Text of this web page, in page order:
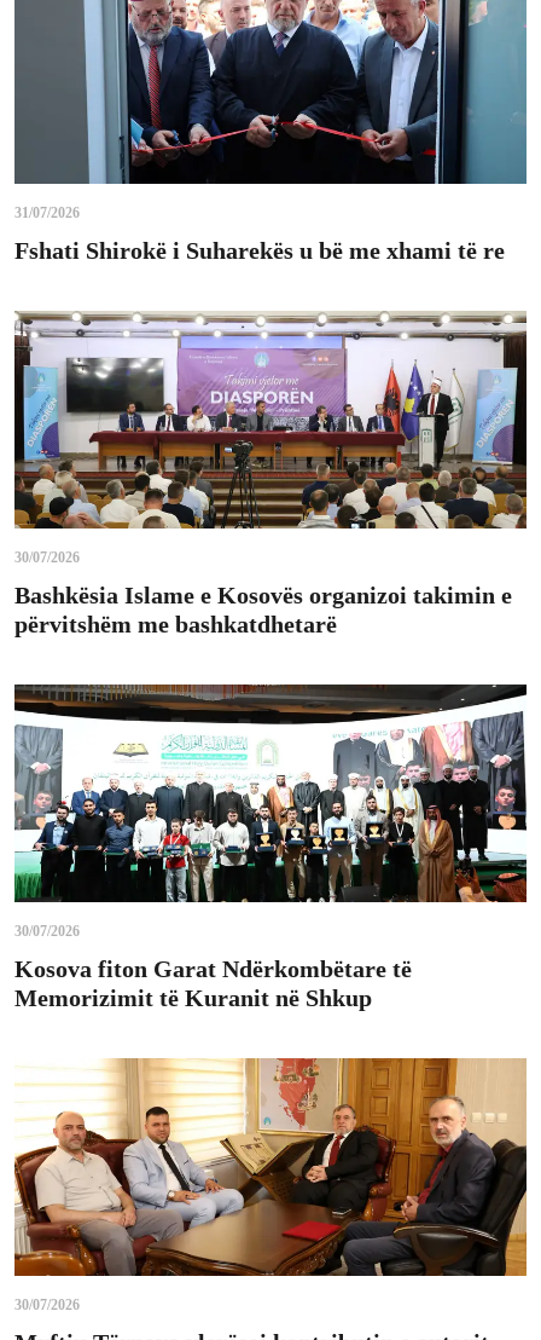
31/07/2026
Fshati Shirokë i Suharekës u bë me xhami të re
30/07/2026
Bashkësia Islame e Kosovës organizoi takimin e
përvitshëm me bashkatdhetarë
30/07/2026
Kosova fiton Garat Ndërkombëtare të
Memorizimit të Kuranit në Shkup
30/07/2026